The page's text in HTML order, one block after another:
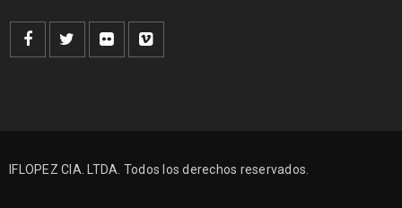
IFLOPEZ CIA. LTDA. Todos los derechos reservados.